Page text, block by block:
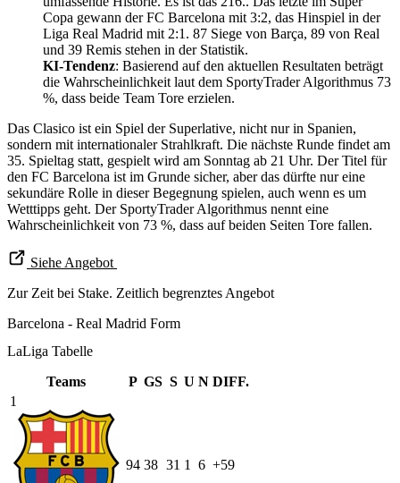
Copa gewann der FC Barcelona mit 3:2, das Hinspiel in der
Liga Real Madrid mit 2:1. 87 Siege von Barça, 89 von Real
und 39 Remis stehen in der Statistik.
KI-Tendenz: Basierend auf den aktuellen Resultaten beträgt
die Wahrscheinlichkeit laut dem SportyTrader Algorithmus 73
%, dass beide Team Tore erzielen.
Das Clasico ist ein Spiel der Superlative, nicht nur in Spanien,
sondern mit internationaler Strahlkraft. Die nächste Runde findet am
35. Spieltag statt, gespielt wird am Sonntag ab 21 Uhr. Der Titel für
den FC Barcelona ist im Grunde sicher, aber das dürfte nur eine
sekundäre Rolle in dieser Begegnung spielen, auch wenn es um
Wetttipps geht. Der SportyTrader Algorithmus nennt eine
Wahrscheinlichkeit von 73 %, dass auf beiden Seiten Tore fallen.
Siehe Angebot
Zur Zeit bei Stake. Zeitlich begrenztes Angebot
Barcelona - Real Madrid Form
LaLiga Tabelle
Teams P GS S U N DIFF.
1
94 38 31 1 6 +59